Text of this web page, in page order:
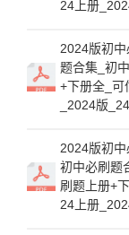
24上册
2024版初
题合集_初
+下册全_可
_2024版
2024版初
初中必刷题
刷题上册+
24上册